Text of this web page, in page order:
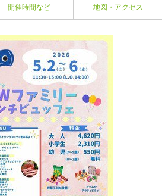
開催時間など 地図・アクセス